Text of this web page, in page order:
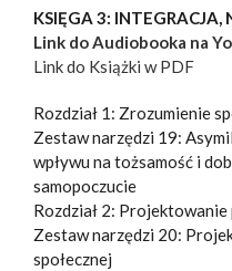
KSIĘGA 3: INTEGRACJA,
Link do Audiobooka na
Link do Książki w PDF
Rozdział 1: Zrozumienie
Zestaw narzędzi 19:
wpływu na tożsamość i
samopoczucie
Rozdział 2:
Zestaw narzędzi 20:
społecznej